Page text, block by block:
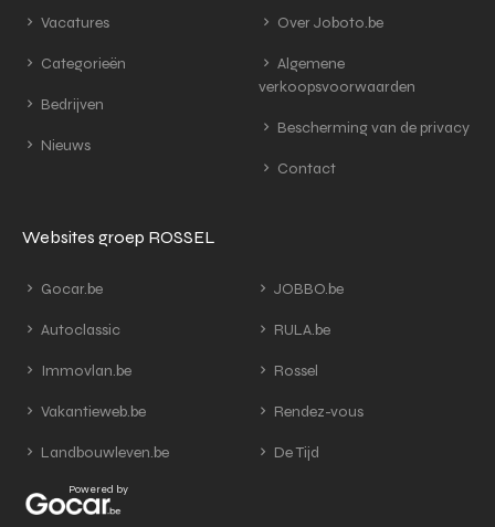
Vacatures
Categorieën
Bedrijven
Nieuws
Over Joboto.be
Algemene
verkoopsvoorwaarden
Bescherming van de privacy
Contact
Websites groep ROSSEL
Gocar.be
Autoclassic
Immovlan.be
Vakantieweb.be
Landbouwleven.be
JOBBO.be
RULA.be
Rossel
Rendez-vous
De Tijd
Powered by